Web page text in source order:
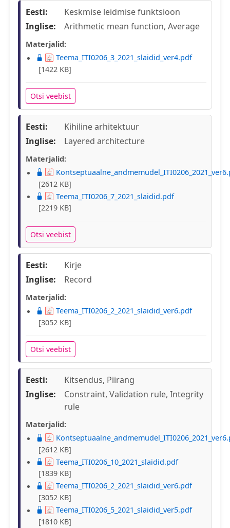
Eesti:
Keskmise leidmise funktsioon
Inglise:
Arithmetic mean function, Average
Materjalid:
Teema_ITI0206_3_2021_slaidid_ver4.pdf
[1422 KB]
Otsi veebist
Eesti:
Kihiline arhitektuur
Inglise:
Layered architecture
Materjalid:
[2612 KB]
Teema_ITI0206_7_2021_slaidid.pdf
[2219 KB]
Otsi veebist
Eesti:
Kirje
Inglise:
Record
Materjalid:
Teema_ITI0206_2_2021_slaidid_ver6.pdf
[3052 KB]
Otsi veebist
Eesti:
Kitsendus, Piirang
Inglise:
Constraint, Validation rule, Integrity
rule
Materjalid:
[2612 KB]
Teema_ITI0206_10_2021_slaidid.pdf
[1839 KB]
Teema_ITI0206_2_2021_slaidid_ver6.pdf
[3052 KB]
Teema_ITI0206_5_2021_slaidid_ver5.pdf
[1810 KB]